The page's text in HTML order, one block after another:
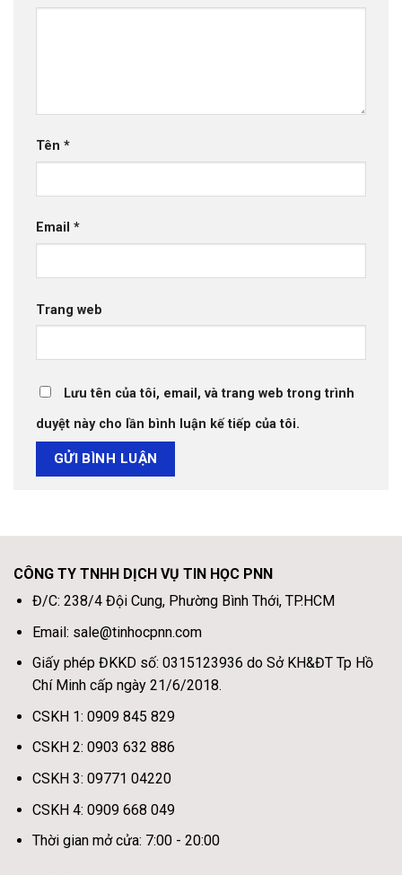
Tên *
Email *
Trang web
Lưu tên của tôi, email, và trang web trong trình
duyệt này cho lần bình luận kế tiếp của tôi.
CÔNG TY TNHH DỊCH VỤ TIN HỌC PNN
Đ/C: 238/4 Đội Cung, Phường Bình Thới, TP.HCM
Email: sale@tinhocpnn.com
Giấy phép ĐKKD số: 0315123936 do Sở KH&ĐT Tp Hồ
Chí Minh cấp ngày 21/6/2018.
CSKH 1: 0909 845 829
CSKH 2: 0903 632 886
CSKH 3: 09771 04220
CSKH 4: 0909 668 049
Thời gian mở cửa: 7:00 - 20:00